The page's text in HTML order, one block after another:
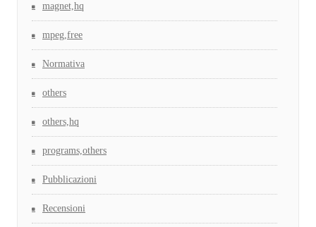
magnet,hq
mpeg,free
Normativa
others
others,hq
programs,others
Pubblicazioni
Recensioni